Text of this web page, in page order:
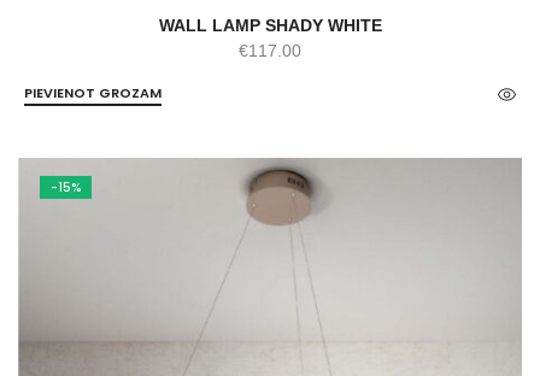
WALL LAMP SHADY WHITE
€117.00
PIEVIENOT GROZAM
-15%